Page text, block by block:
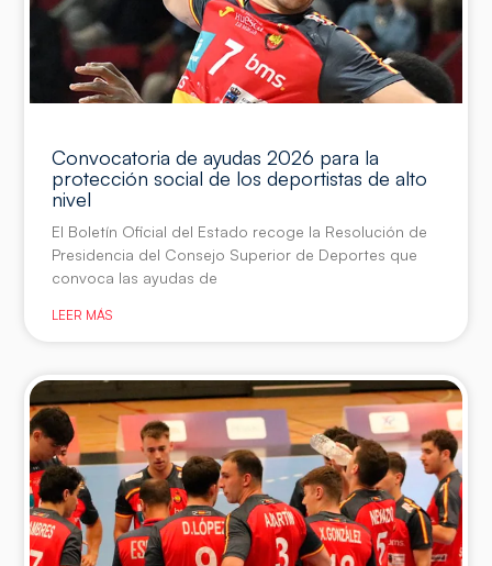
Convocatoria de ayudas 2026 para la
protección social de los deportistas de alto
nivel
El Boletín Oficial del Estado recoge la Resolución de
Presidencia del Consejo Superior de Deportes que
convoca las ayudas de
LEER MÁS